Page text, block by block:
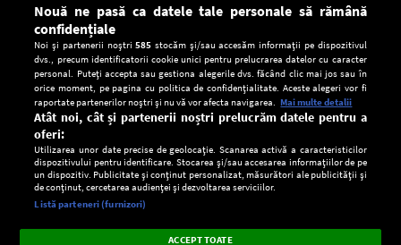
Descarcă gratuit aplicaţia Europa FM pentru smartphone:
Setări:
Dark
Radio live, podcasturi, știri și alerte ×
Nouă ne pasă ca datele tale personale să rămână
confidențiale
Noi și partenerii noștri585 stocăm și/sau accesăm informații pe dispozitivul
dvs., precum identificatorii cookie unici pentru prelucrarea datelor cu caracter
personal. Puteți accepta sau gestiona alegerile dvs. făcând clic mai jos sau în
orice moment, pe pagina cu politica de confidențialitate. Aceste alegeri vor fi
raportate partenerilor noștri și nu vă vor afecta navigarea. Mai multe detalii
Atât noi, cât și partenerii noștri prelucrăm datele pentru a
oferi:
Utilizarea unor date precise de geolocație. Scanarea activă a caracteristicilor
dispozitivului pentru identificare. Stocarea și/sau accesarea informațiilor de pe
un dispozitiv. Publicitate și conținut personalizat, măsurători ale publicității și
de conținut, cercetarea audienței și dezvoltarea serviciilor.
Listă parteneri (furnizori)
ACCEPT TOATE